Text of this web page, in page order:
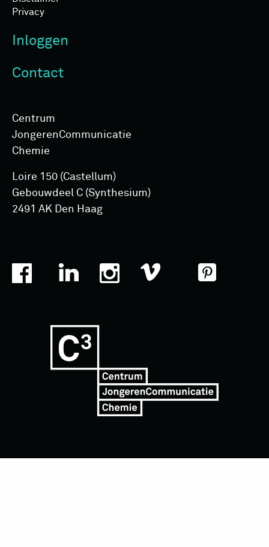
Privacy
Inloggen
Contact
Centrum
Jongeren­Communicatie
Chemie
Loire 150 (Castellum)
Gebouwdeel C (Synthesium)
2491 AK Den Haag